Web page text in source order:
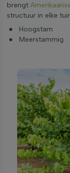
brengt
structuur in elke
Hoogstam
Meerstammig